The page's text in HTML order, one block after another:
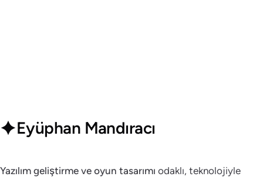
Eyüphan Mandıracı
Yazılım geliştirme ve oyun tasarımı odaklı, teknolojiyle